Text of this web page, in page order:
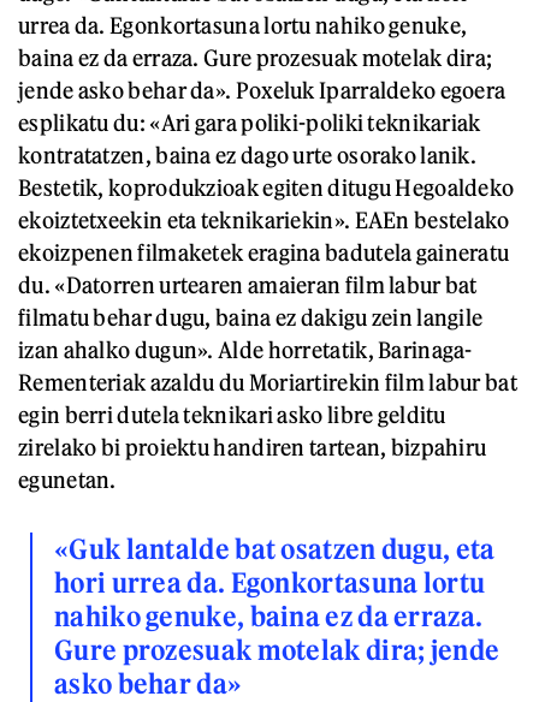
urrea da. Egonkortasuna lortu nahiko genuke,
baina ez da erraza. Gure prozesuak motelak dira;
jende asko behar da». Poxeluk Iparraldeko egoera
esplikatu du: «Ari gara poliki-poliki teknikariak
kontratatzen, baina ez dago urte osorako lanik.
Bestetik, koprodukzioak egiten ditugu Hegoaldeko
ekoiztetxeekin eta teknikariekin». EAEn bestelako
ekoizpenen filmaketek eragina badutela gaineratu
du. «Datorren urtearen amaieran film labur bat
filmatu behar dugu, baina ez dakigu zein langile
izan ahalko dugun». Alde horretatik, Barinaga-
Rementeriak azaldu du Moriartirekin film labur bat
egin berri dutela teknikari asko libre gelditu
zirelako bi proiektu handiren tartean, bizpahiru
egunetan.
«Guk lantalde bat osatzen dugu, eta
hori urrea da. Egonkortasuna lortu
nahiko genuke, baina ez da erraza.
Gure prozesuak motelak dira; jende
asko behar da»